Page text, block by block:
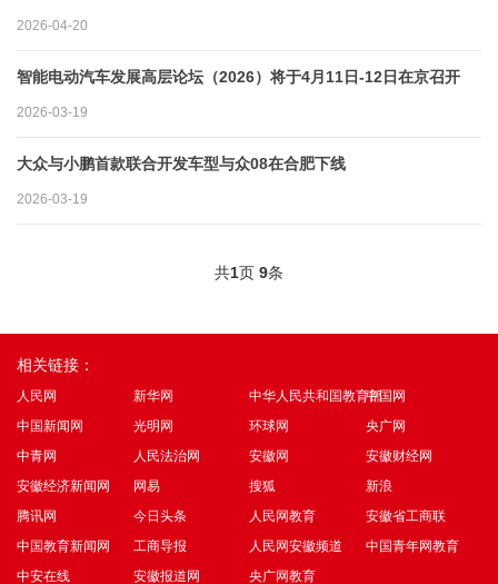
2026-04-20
智能电动汽车发展高层论坛（2026）将于4月11日-12日在京召开
2026-03-19
大众与小鹏首款联合开发车型与众08在合肥下线
2026-03-19
共1页 9条
相关链接：
人民网 新华网 中华人民共和国教育部中国网
中国新闻网
光明网 环球网
央广网
中青网
人民法治网 安徽网
安徽财经网
安徽经济新闻网
网易 搜狐
新浪
腾讯网
今日头条 人民网教育
安徽省工商联
中国教育新闻网
工商导报 人民网安徽频道
中国青年网教育
中安在线
安徽报道网 央广网教育